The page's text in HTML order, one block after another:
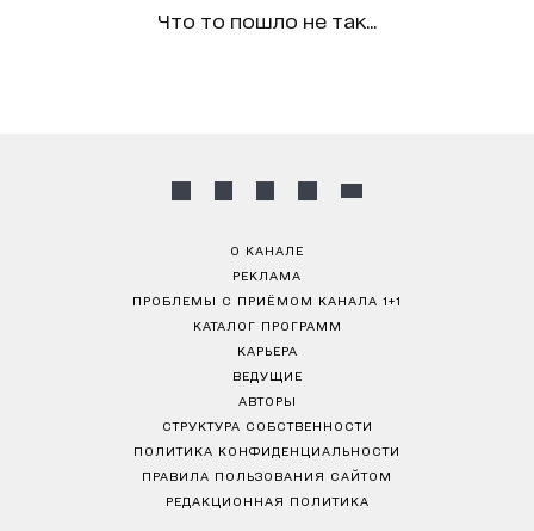
Что то пошло не так...
О КАНАЛЕ
РЕКЛАМА
ПРОБЛЕМЫ С ПРИЁМОМ КАНАЛА 1+1
КАТАЛОГ ПРОГРАММ
КАРЬЕРА
ВЕДУЩИЕ
АВТОРЫ
СТРУКТУРА СОБСТВЕННОСТИ
ПОЛИТИКА КОНФИДЕНЦИАЛЬНОСТИ
ПРАВИЛА ПОЛЬЗОВАНИЯ САЙТОМ
РЕДАКЦИОННАЯ ПОЛИТИКА